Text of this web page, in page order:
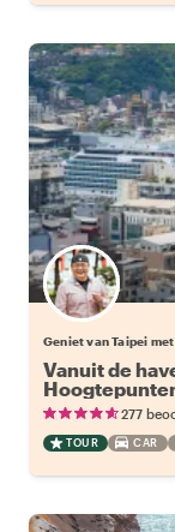
Geniet van Taipei
Vanuit de
277
TOUR CAR